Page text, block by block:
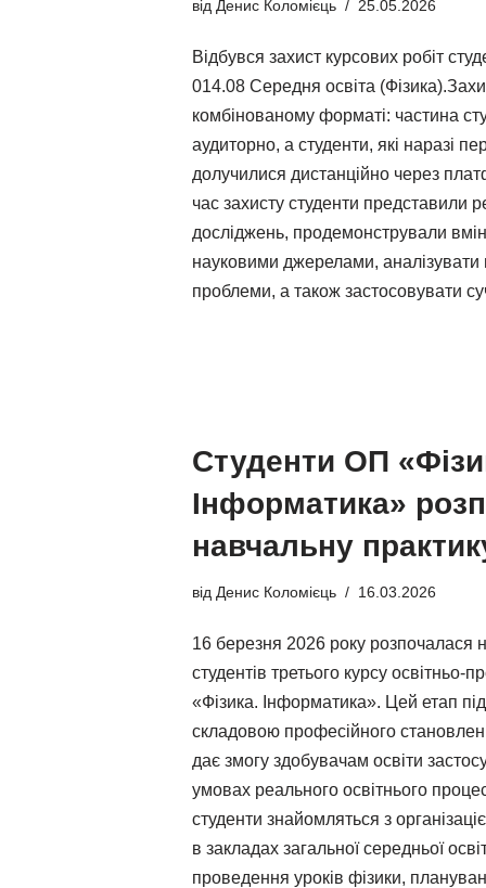
від Денис Коломієць 25.05.2026
Відбувся захист курсових робіт
014.08 Середня освіта
комбінованому форматі: частина
аудиторно, а студенти, які наразі
долучилися дистанційно через
час захисту студенти представили
досліджень, продемонстрували
науковими джерелами, аналізувати
проблеми, а також застосовувати
Студенти ОП
Інформатика»
навчальну
від Денис Коломієць 16.03.2026
16 березня 2026 року розпочалася
студентів третього курсу освітньо-
«Фізика. Інформатика». Цей етап
складовою професійного
дає змогу здобувачам освіти
умовах реального освітнього
студенти знайомляться з
в закладах загальної середньої
проведення уроків фізики,